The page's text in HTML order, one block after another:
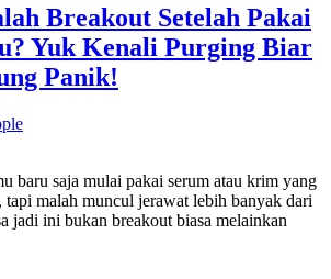
Breakout Setelah Pakai
Yuk Kenali Purging Biar
Panik!
baru saja mulai pakai serum atau krim yang
tapi malah muncul jerawat lebih banyak dari
jadi ini bukan breakout biasa melainkan